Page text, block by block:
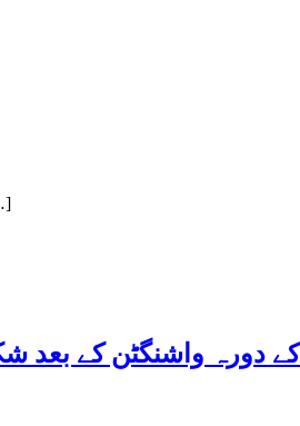
کوسٹر مالک اور اڈا منشی نے روٹ پرمٹ
دورہ واشنگٹن کے بعد